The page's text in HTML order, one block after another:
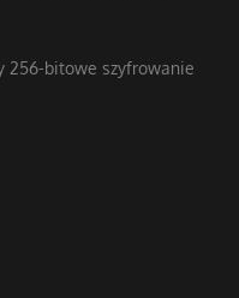
256-bitowe szyfrowanie